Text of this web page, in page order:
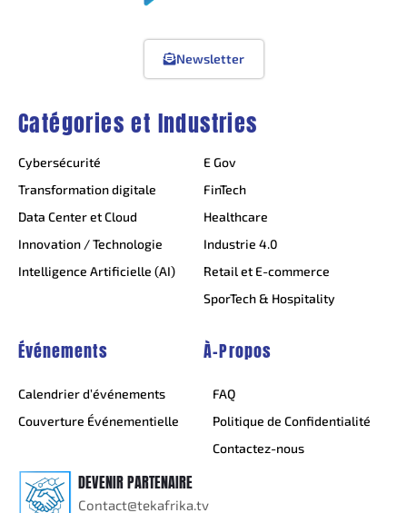
Catégories et Industries
Cybersécurité
Transformation digitale
Data Center et Cloud
Innovation / Technologie
Intelligence Artificielle (AI)
E Gov
FinTech
Healthcare
Industrie 4.0
Retail et E-commerce
SporTech & Hospitality
Événements À-Propos
Calendrier d’événements
Couverture Événementielle
FAQ
Politique de Confidentialité
Contactez-nous
DEVENIR PARTENAIRE
Contact@tekafrika.tv
Newsletter